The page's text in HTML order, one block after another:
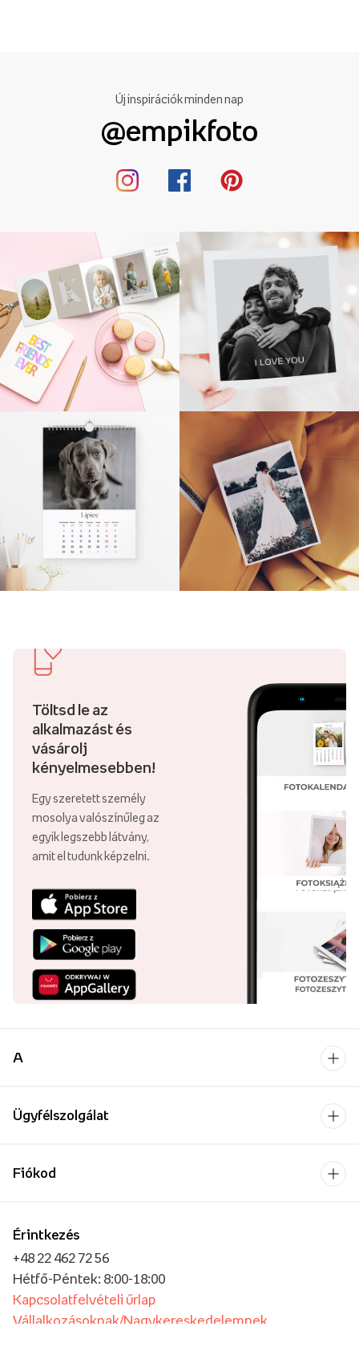
Új inspirációk minden nap
@empikfoto
Töltsd le az
alkalmazást és
vásárolj
kényelmesebben!
Egy szeretett személy
mosolya valószínűleg az
egyik legszebb látvány,
amit el tudunk képzelni.
A
Ügyfélszolgálat
Érintkezés
+48 22 462 72 56
Hétfő-Péntek: 8:00-18:00
Kapcsolatfelvételi űrlap
Vállalkozásoknak/Nagykereskedelemnek
Fiókod